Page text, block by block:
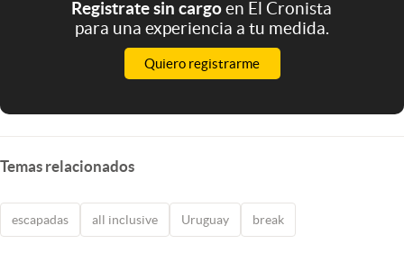
Registrate sin cargoen El Cronista
para una experiencia a tu medida.
Quiero registrarme
Temas relacionados
escapadas all inclusive Uruguay break